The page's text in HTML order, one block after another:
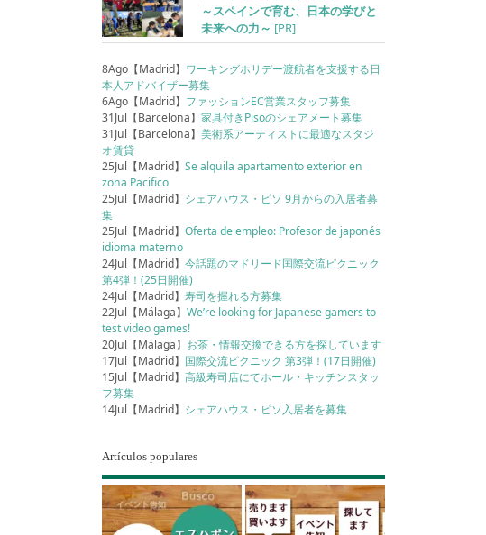
～スペインで育む、日本の学びと
未来への力～ [PR]
8Ago【Madrid】 ワーキングホリデー渡航者を支援する日
本人アドバイザー募集
6Ago【Madrid】 ファッションEC営業スタッフ募集
31Jul【Barcelona】家具付きPisoのシェアメート募集
31Jul【Barcelona】美術系アーティストに最適なスタジ
オ賃貸
25Jul【Madrid】Se alquila apartamento exterior en
zona Pacifico
25Jul【Madrid】 シェアハウス・ピソ 9月からの入居者募
集
25Jul【Madrid】Oferta de empleo: Profesor de japonés
idioma materno
24Jul【Madrid】今話題のマドリード国際交流ピクニック
第4弾！(25日開催)
24Jul【Madrid】寿司を握れる方募集
22Jul【Málaga】We’re looking for Japanese gamers to
test video games!
20Jul【Málaga】 お茶・情報交換できる方を探しています
17Jul【Madrid】 国際交流ピクニック 第3弾！(17日開催)
15Jul【Madrid】高級寿司店にてホール・キッチンスタッ
フ募集
14Jul【Madrid】 シェアハウス・ピソ入居者を募集
Artículos populares